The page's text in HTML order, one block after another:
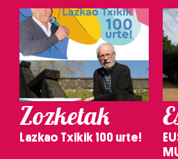
Zozketak
Lazkao Txikik 100 urte!